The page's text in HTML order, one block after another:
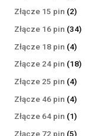
Złącze 15 pin 22
produkty
Złącze 16 pin 3434
Złącze 18 pin 44
produkty
Złącze 24 pin 1818
Złącze 25 pin 44
produkty
Złącze 46 pin 44
produkty
Złącze 64 pin 11
produkt
Złącze 72 pin 55